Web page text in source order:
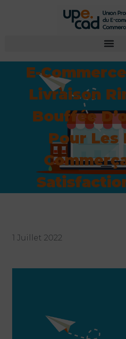
E-
Livraison
Bouffée
Pour Les
1 Juillet 2022